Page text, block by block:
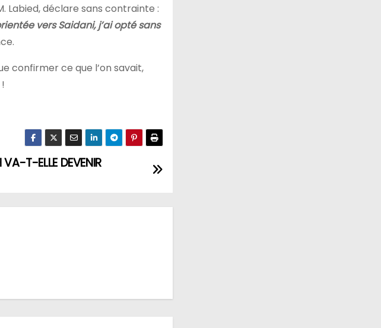
Labied, déclare sans contrainte :
vers Saidani, j’ai opté sans
confirmer ce que l’on savait,
VA-T-ELLE DEVENIR